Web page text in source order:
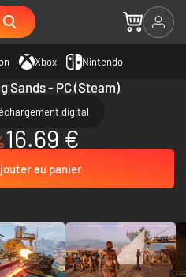
Xbox Nintendo
Sands - PC (Steam)
digital
16.69 €
au panier